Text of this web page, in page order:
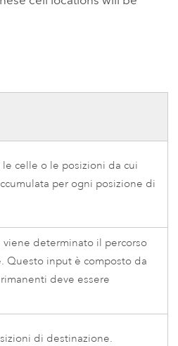
celle o le posizioni da cui
per ogni posizione di
determinato il percorso
Questo input è composto da
deve essere
di destinazione.